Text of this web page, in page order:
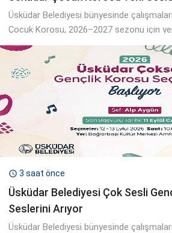
Üsküdar Belediyesi bünyesinde
Çocuk Korosu, 2026–2027 sezonu için
 3 saat önce
Üsküdar Belediyesi Çok Sesli
Seslerini Arıyor
Üsküdar Belediyesi bünyesinde